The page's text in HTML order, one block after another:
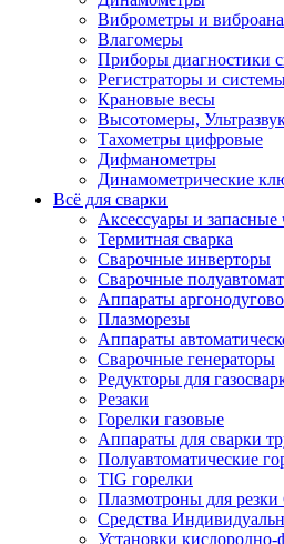
Виброметры и
Влагомеры
Приборы диагностики
Регистраторы и
Крановые весы
Высотомеры,
Тахометры цифровые
Дифманометры
Динамометрические
Всё для сварки
Аксессуары и запасные
Термитная сварка
Сварочные инверторы
Сварочные
Аппараты
Плазморезы
Аппараты
Сварочные генераторы
Редукторы для
Резаки
Горелки газовые
Аппараты для сварки
Полуавтоматические
TIG горелки
Плазмотроны для
Средства
Установки